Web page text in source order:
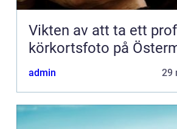
Vikten av att ta ett
körkortsfoto på
admin 29